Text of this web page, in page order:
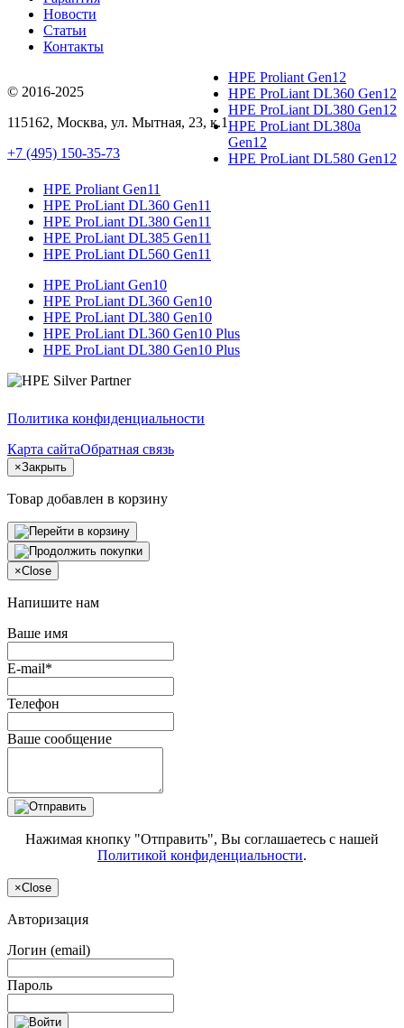
Новости
Статьи
Контакты
© 2016-2025
115162, Москва, ул. Мытная, 23, к.1
+7 (495) 150-35-73
HPE Proliant Gen12
HPE ProLiant DL360 Gen12
HPE ProLiant DL380 Gen12
HPE ProLiant DL380a
Gen12
HPE ProLiant DL580 Gen12
HPE Proliant Gen11
HPE ProLiant DL360 Gen11
HPE ProLiant DL380 Gen11
HPE ProLiant DL385 Gen11
HPE ProLiant DL560 Gen11
HPE ProLiant Gen10
HPE ProLiant DL360 Gen10
HPE ProLiant DL380 Gen10
HPE ProLiant DL360 Gen10 Plus
HPE ProLiant DL380 Gen10 Plus
Политика конфиденциальности
Карта сайтаОбратная связь
×Закрыть
Товар добавлен в корзину
×Close
Напишите нам
Ваше имя
E-mail*
Телефон
Ваше сообщение
Нажимая кнопку "Отправить", Вы соглашаетесь с нашей
Политикой конфиденциальности.
×Close
Авторизация
Логин (email)
Пароль